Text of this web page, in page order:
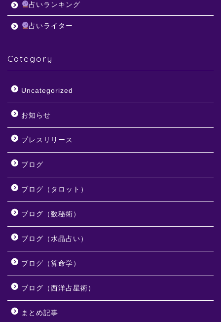
占いランキング
占いライター
Category
Uncategorized
お知らせ
プレスリリース
ブログ
ブログ（タロット）
ブログ（数秘術）
ブログ（水晶占い）
ブログ（算命学）
ブログ（西洋占星術）
まとめ記事